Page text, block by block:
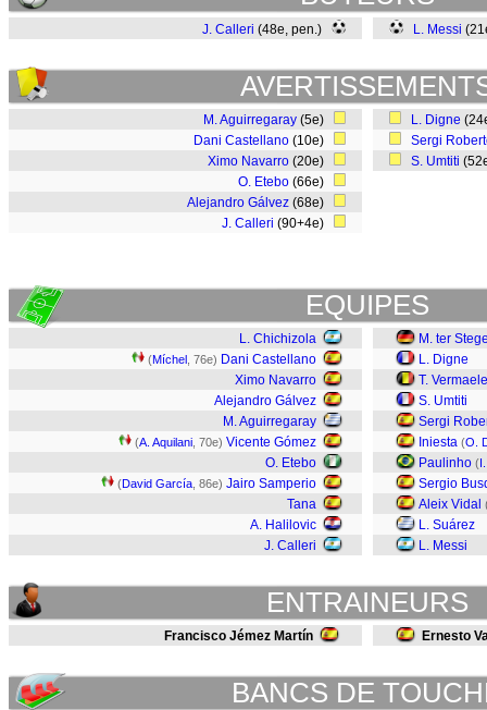
J. Calleri (48e, pen.) L. Messi
M. Aguirregaray (5e)
Dani Castellano (10e)
Ximo Navarro (20e)
O. Etebo (66e)
Alejandro Gálvez (68e)
J. Calleri (90+4e)
L. Digne
Sergi
S. Umtiti
EQUIPES
L. Chichizola
(Míchel , 76e) Dani Castellano
Ximo Navarro
Alejandro Gálvez
M. Aguirregaray
(A. Aquilani , 70e) Vicente Gómez
O. Etebo
(David García , 86e) Jairo Samperio
Tana
A. Halilovic
J. Calleri
M. ter
L. Digne
T.
S. Umtiti
Sergi
Iniesta (O.
Paulinho (
Sergio
Aleix Vidal
L. Suárez
L. Messi
ENTRAINEURS
Francisco Jémez Martín Ernesto
BANCS DE